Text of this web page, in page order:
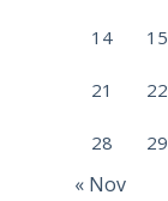
14 15
21 22
28 29
« Nov